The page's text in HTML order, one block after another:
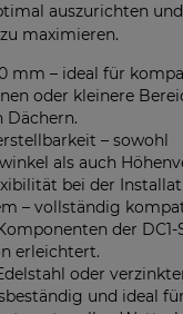
auszurichten
maximieren.
mm – ideal für
oder kleinere
Dächern.
– sowohl
als auch
bei der
– vollständig
der DC1-
erleichtert.
oder
und ideal